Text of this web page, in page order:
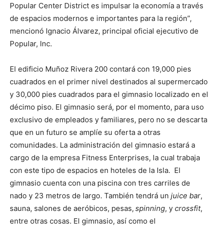
Popular Center District es impulsar la economía a través
de espacios modernos e importantes para la región”,
mencionó Ignacio Álvarez, principal oficial ejecutivo de
Popular, Inc.
El edificio Muñoz Rivera 200 contará con 19,000 pies
cuadrados en el primer nivel destinados al supermercado
y 30,000 pies cuadrados para el gimnasio localizado en el
décimo piso. El gimnasio será, por el momento, para uso
exclusivo de empleados y familiares, pero no se descarta
que en un futuro se amplíe su oferta a otras
comunidades. La administración del gimnasio estará a
cargo de la empresa Fitness Enterprises, la cual trabaja
con este tipo de espacios en hoteles de la Isla. El
gimnasio cuenta con una piscina con tres carriles de
nado y 23 metros de largo. También tendrá un juice bar,
sauna, salones de aeróbicos, pesas, spinning, y crossfit,
entre otras cosas. El gimnasio, así como el